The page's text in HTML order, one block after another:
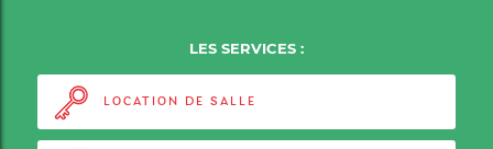
LES SERVICES :
LOCATION DE SALLE